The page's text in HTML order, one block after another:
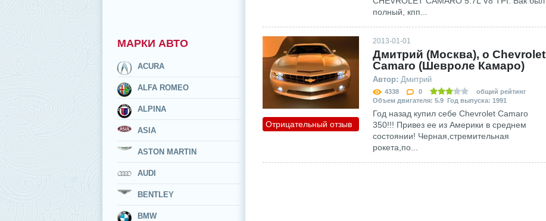
МАРКИ АВТО
ACURA
ALFA ROMEO
ALPINA
ASIA
ASTON MARTIN
AUDI
BENTLEY
BMW
полный, кпп...
Отрицательный отзыв
2013-01-01
Дмитрий (Москва), о Сhevrolet
Сamaro (Шевроле Камаро)
Автор: Дмитрий
4338 0
общий рейтинг
Объем двигателя: 5.9 Год выпуска: 1991
Год назад купил себе Chevrolet Camaro
350!!! Привез ее из Америки в среднем
состоянии! Черная,стремительная
рокета,по...